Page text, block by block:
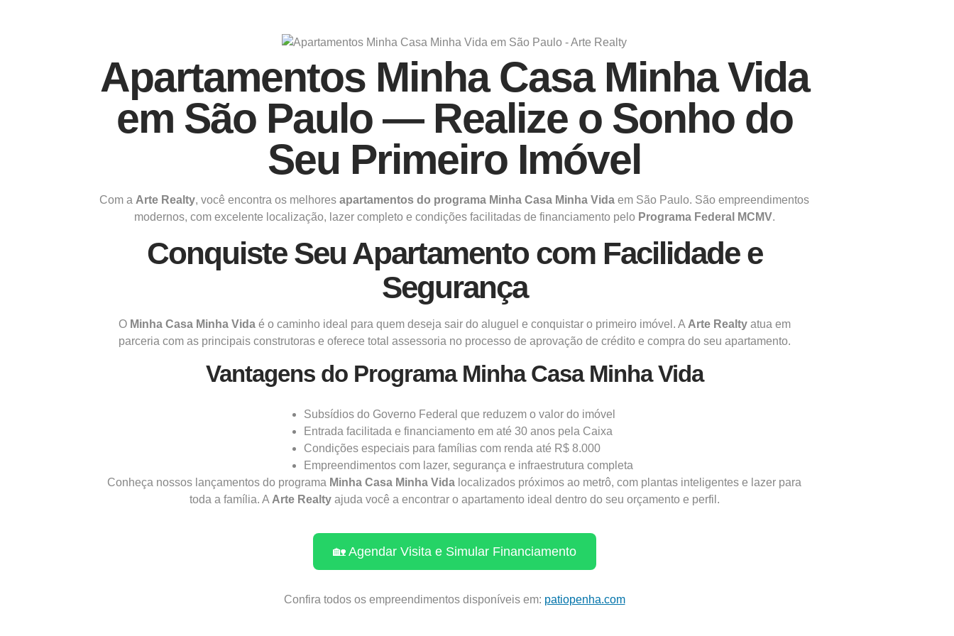
Apartamentos Minha Casa Minha Vida
em São Paulo — Realize o Sonho do
Seu Primeiro Imóvel
Com a Arte Realty, você encontra os melhores apartamentos do programa Minha Casa Minha Vida em São Paulo. São empreendimentos
modernos, com excelente localização, lazer completo e condições facilitadas de financiamento pelo Programa Federal MCMV.
Conquiste Seu Apartamento com Facilidade e
Segurança
O Minha Casa Minha Vidaé o caminho ideal para quem deseja sair do aluguel e conquistar o primeiro imóvel. A Arte Realtyatua em
parceria com as principais construtoras e oferece total assessoria no processo de aprovação de crédito e compra do seu apartamento.
Vantagens do Programa Minha Casa Minha Vida
Subsídios do Governo Federal que reduzem o valor do imóvel
Entrada facilitada e financiamento em até 30 anos pela Caixa
Condições especiais para famílias com renda até R$ 8.000
Empreendimentos com lazer, segurança e infraestrutura completa
Conheça nossos lançamentos do programa Minha Casa Minha Vida localizados próximos ao metrô, com plantas inteligentes e lazer para
toda a família. A Arte Realtyajuda você a encontrar o apartamento ideal dentro do seu orçamento e perfil.
🏡 Agendar Visita e Simular Financiamento
Confira todos os empreendimentos disponíveis em: patiopenha.com